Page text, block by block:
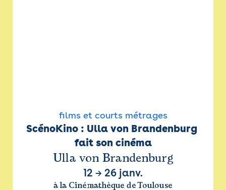
films et courts métrages
ScénoKino : Ulla von Brandenburg
fait son cinéma
Ulla von Brandenburg
12 → 26 janv.
à la Cinémathèque de Toulouse